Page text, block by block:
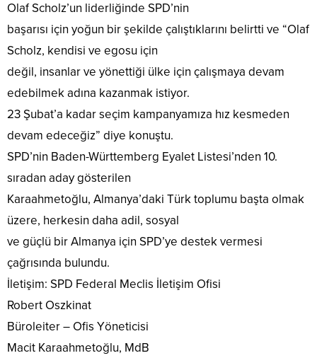
Olaf Scholz’un liderliğinde SPD’nin
başarısı için yoğun bir şekilde çalıştıklarını belirtti ve “Olaf
Scholz, kendisi ve egosu için
değil, insanlar ve yönettiği ülke için çalışmaya devam
edebilmek adına kazanmak istiyor.
23 Şubat’a kadar seçim kampanyamıza hız kesmeden
devam edeceğiz” diye konuştu.
SPD’nin Baden-Württemberg Eyalet Listesi’nden 10.
sıradan aday gösterilen
Karaahmetoğlu, Almanya’daki Türk toplumu başta olmak
üzere, herkesin daha adil, sosyal
ve güçlü bir Almanya için SPD’ye destek vermesi
çağrısında bulundu.
İletişim: SPD Federal Meclis İletişim Ofisi
Robert Oszkinat
Büroleiter – Ofis Yöneticisi
Macit Karaahmetoğlu, MdB